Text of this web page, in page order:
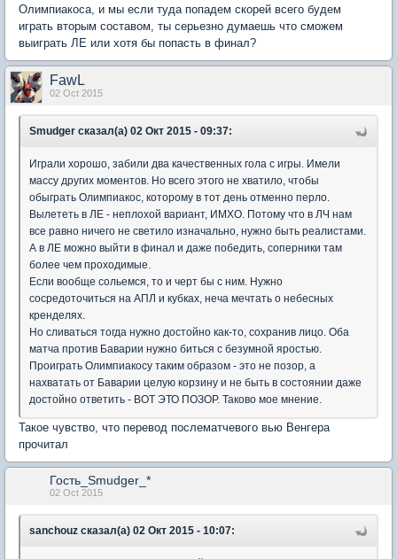
Олимпиакоса, и мы если туда попадем скорей всего будем
играть вторым составом, ты серьезно думаешь что сможем
выиграть ЛЕ или хотя бы попасть в финал?
FawL
02 Oct 2015
Smudger сказал(а) 02 Окт 2015 - 09:37:
Играли хорошо, забили два качественных гола с игры. Имели
массу других моментов. Но всего этого не хватило, чтобы
обыграть Олимпиакос, которому в тот день отменно перло.
Вылететь в ЛЕ - неплохой вариант, ИМХО. Потому что в ЛЧ нам
все равно ничего не светило изначально, нужно быть реалистами.
А в ЛЕ можно выйти в финал и даже победить, соперники там
более чем проходимые.
Если вообще сольемся, то и черт бы с ним. Нужно
сосредоточиться на АПЛ и кубках, неча мечтать о небесных
кренделях.
Но сливаться тогда нужно достойно как-то, сохранив лицо. Оба
матча против Баварии нужно биться с безумной яростью.
Проиграть Олимпиакосу таким образом - это не позор, а
нахватать от Баварии целую корзину и не быть в состоянии даже
достойно ответить - ВОТ ЭТО ПОЗОР. Таково мое мнение.
Такое чувство, что перевод послематчевого вью Венгера
прочитал
Гость_Smudger_*
02 Oct 2015
sanchouz сказал(а) 02 Окт 2015 - 10:07: